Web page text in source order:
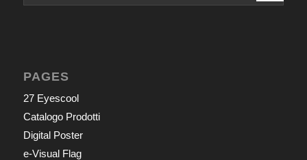
PAGES
27 Eyescool
Catalogo Prodotti
Digital Poster
e-Visual Flag